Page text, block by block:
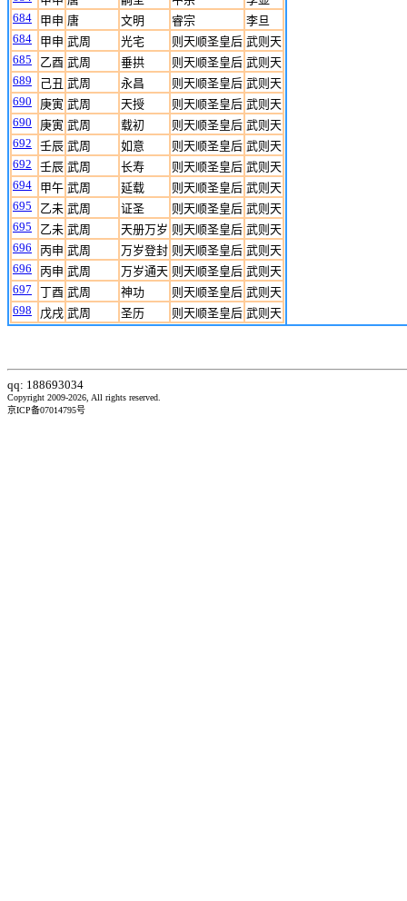
684
甲申 唐 文明 睿宗
李旦
684
甲申 武周 光宅 则天顺圣皇后 武则天
685
乙酉 武周 垂拱 则天顺圣皇后 武则天
689
己丑 武周 永昌 则天顺圣皇后 武则天
690
庚寅 武周 天授 则天顺圣皇后 武则天
690
庚寅 武周 载初 则天顺圣皇后 武则天
692
壬辰 武周 如意 则天顺圣皇后 武则天
692
壬辰 武周 长寿 则天顺圣皇后 武则天
694
甲午 武周 延载 则天顺圣皇后 武则天
695
乙未 武周 证圣 则天顺圣皇后 武则天
695
乙未 武周 天册万岁 则天顺圣皇后 武则天
696
丙申 武周 万岁登封 则天顺圣皇后 武则天
696
丙申 武周 万岁通天 则天顺圣皇后 武则天
697
丁酉 武周 神功 则天顺圣皇后 武则天
698
戊戌 武周 圣历 则天顺圣皇后 武则天
qq: 188693034
Copyright 2009-2026, All rights reserved.
京ICP备07014795号